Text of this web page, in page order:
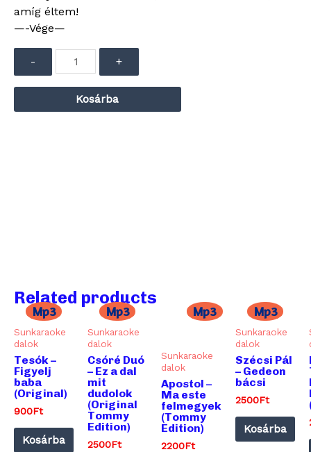
amíg éltem!
—-Vége—
- +
Kosárba
Related products
Mp3
Sunkaraoke
dalok
Tesók –
Figyelj
baba
(Original)
900Ft
Kosárba
Mp3
Sunkaraoke
dalok
Csóré Duó
– Ez a dal
mit
dudolok
(Original
Tommy
Edition)
2500Ft
Mp3
Sunkaraoke
dalok
Apostol –
Ma este
felmegyek
(Tommy
Edition)
2200Ft
Mp3
Sunkaraoke
dalok
Szécsi Pál
– Gedeon
bácsi
2500Ft
Kosárba